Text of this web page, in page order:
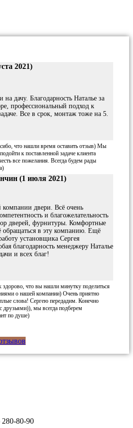
2021)
на дачу. Благодарность Наталье за
профессиональный подход к
Все в срок, монтаж тоже на 5.
что нашли время оставить отзыв) Мы
к поставленной задаче клиента
все пожелания. Всегда будем рады
(1 июля 2021)
компании двери. Всё очень
и благожелательность
дверей, фурнитуры. Комфортные
в эту компанию. Ещё
установщика Сергея
благодарность менеджеру Наталье
и всех благ!
что вы нашли минутку поделиться
о нашей компании) Очень приятно
слова! Сергею передадим. Конечно
друзьями)), мы всегда подберем
по душе)
80-90